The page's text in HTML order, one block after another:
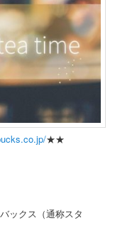
★★
ックス （通称スタ